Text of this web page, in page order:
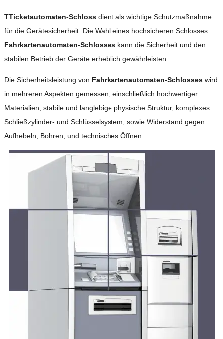
TTicketautomaten-Schlossdient als wichtige Schutzmaßnahme
für die Gerätesicherheit. Die Wahl eines hochsicheren Schlosses
Fahrkartenautomaten-Schlosseskann die Sicherheit und den
stabilen Betrieb der Geräte erheblich gewährleisten.
Die Sicherheitsleistung von Fahrkartenautomaten-Schlosseswird
in mehreren Aspekten gemessen, einschließlich hochwertiger
Materialien, stabile und langlebige physische Struktur, komplexes
Schließzylinder- und Schlüsselsystem, sowie Widerstand gegen
Aufhebeln, Bohren, und technisches Öffnen.